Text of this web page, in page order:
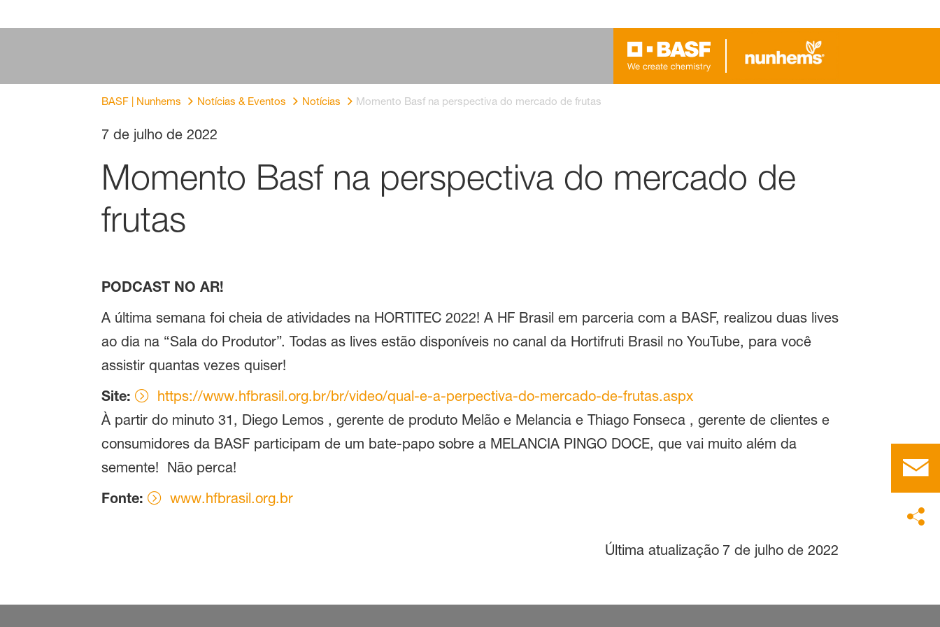
BASF | Nunhems Notícias & Eventos Notícias Momento Basf na perspectiva do mercado de frutas
7 de julho de 2022
Momento Basf na perspectiva do mercado de
frutas
PODCAST NO AR!
A última semana foi cheia de atividades na HORTITEC 2022! A HF Brasil em parceria com a BASF, realizou duas lives
ao dia na “Sala do Produtor”. Todas as lives estão disponíveis no canal da Hortifruti Brasil no YouTube, para você
assistir quantas vezes quiser!
Site:
https://www.hfbrasil.org.br/br/video/qual-e-a-perpectiva-do-mercado-de-frutas.aspx
À partir do minuto 31, Diego Lemos , gerente de produto Melão e Melancia e Thiago Fonseca , gerente de clientes e
consumidores da BASF participam de um bate-papo sobre a MELANCIA PINGO DOCE, que vai muito além da
semente! Não perca!
Fonte: www.hfbrasil.org.br
Última atualização 7 de julho de 2022